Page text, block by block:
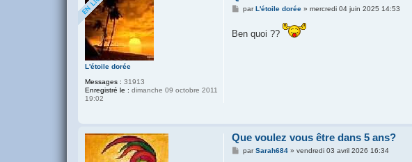
L'étoile dorée
Messages : 31913
Enregistré le : dimanche 09 octobre 2011
19:02
M
s
parL'étoile dorée» mercredi 04 juin 2025 14:53
Ben quoi ??
Que voulez vous être dans 5 ans?
MparSarah684» vendredi 03 avril 2026 16:34